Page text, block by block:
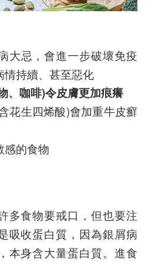
大忌，會進一步破壞免疫
情持續、甚至惡化
、咖啡)令皮膚更加痕癢
花生四烯酸)會加重牛皮癬
感的食物
多食物要戒口，但也要注
吸收蛋白質，因為銀屑病
本身含大量蛋白質。進食